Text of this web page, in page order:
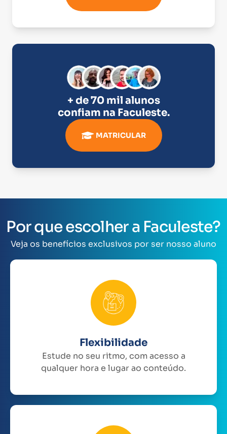
+ de 70 mil alunos
confiam na Faculeste.
MATRICULAR
Por que escolher a Faculeste?
Veja os benefícios exclusivos por ser nosso aluno
Flexibilidade
Estude no seu ritmo, com acesso a
qualquer hora e lugar ao conteúdo.